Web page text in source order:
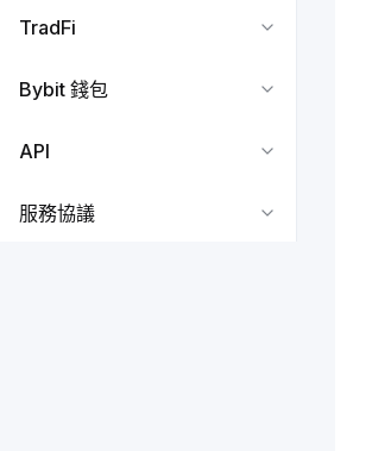
TradFi
Bybit 錢包
API
服務協議